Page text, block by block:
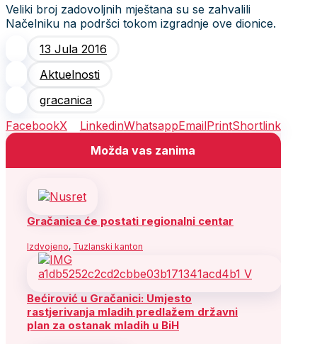
Veliki broj zadovoljnih mještana su se zahvalili
Načelniku na podršci tokom izgradnje ove dionice.
13 Jula 2016
Aktuelnosti
gracanica
FacebookX LinkedinWhatsappEmailPrintShortlink
Možda vas zanima
Gračanica će postati regionalni centar
Izdvojeno, Tuzlanski kanton
Bećirović u Gračanici: Umjesto
rastjerivanja mladih predlažem državni
plan za ostanak mladih u BiH